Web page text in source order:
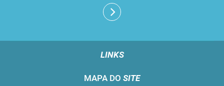
LINKS
MAPA DO SITE